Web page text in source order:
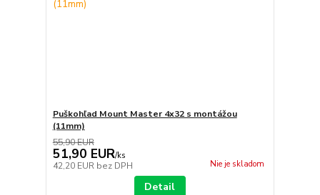
Puškohľad Mount Master 4x32 s montážou
(11mm)
55,90 EUR
51,90 EUR/ks
42,20 EUR bez DPH Nie je skladom
Detail